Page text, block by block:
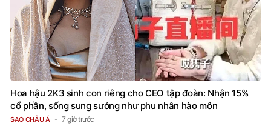
Hoa hậu 2K3 sinh con riêng cho CEO tập đoàn: Nhận 15%
cổ phần, sống sung sướng như phu nhân hào môn
SAO CHÂU Á 7 giờ trước